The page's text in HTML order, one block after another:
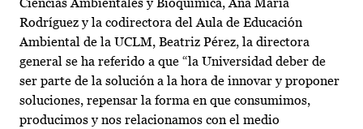
Rodríguez y la codirectora del Aula de Educación
Ambiental de la UCLM, Beatriz Pérez, la directora
general se ha referido a que “la Universidad deber de
ser parte de la solución a la hora de innovar y proponer
soluciones, repensar la forma en que consumimos,
producimos y nos relacionamos con el medio